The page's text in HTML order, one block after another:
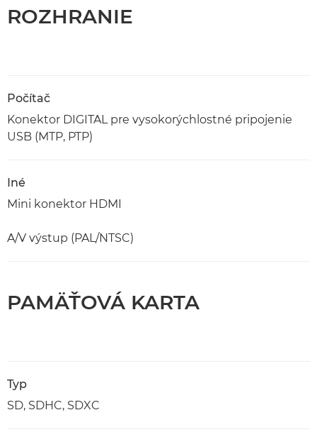
ROZHRANIE
Počítač
Konektor DIGITAL pre vysokorýchlostné pripojenie
USB (MTP, PTP)
Iné
Mini konektor HDMI
A/V výstup (PAL/NTSC)
PAMÄŤOVÁ KARTA
Typ
SD, SDHC, SDXC